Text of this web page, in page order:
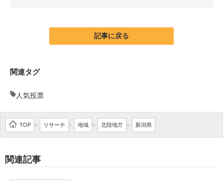
記事に戻る
関連タグ
人気投票
TOP > リサーチ > 地域 > 北陸地方 > 新潟県
関連記事